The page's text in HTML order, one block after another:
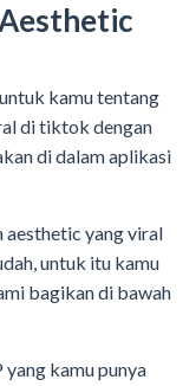
kamu tentang
di tiktok dengan
di dalam aplikasi
aesthetic yang viral
untuk itu kamu
bagikan di bawah
kamu punya